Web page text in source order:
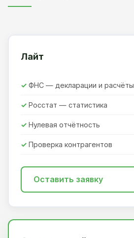
Лайт
ФНС — декларации и расчёты
Росстат — статистика
Нулевая отчётность
Проверка контрагентов
Оставить заявку